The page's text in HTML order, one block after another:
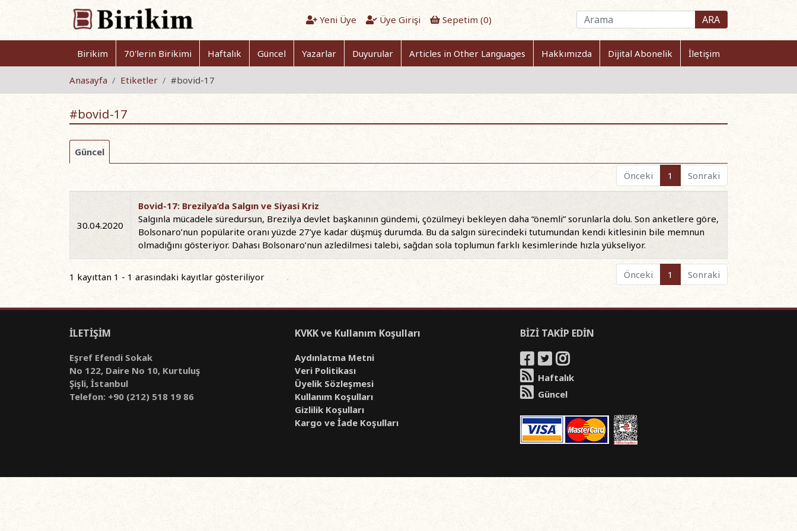
Yeni Üye Üye Girişi Sepetim (0) ARA
Birikim 70'lerin Birikimi Haftalık Güncel Yazarlar Duyurular Articles in Other Languages Hakkımızda Dijital Abonelik İletişim
Anasayfa Etiketler #bovid-17
#bovid-17
Güncel
Önceki
1 Sonraki
30.04.2020
Bovid-17: Brezilya’da Salgın ve Siyasi Kriz
Salgınla mücadele süredursun, Brezilya devlet başkanının gündemi, çözülmeyi bekleyen daha “önemli” sorunlarla dolu. Son anketlere göre,
Bolsonaro’nun popülarite oranı yüzde 27’ye kadar düşmüş durumda. Bu da salgın sürecindeki tutumundan kendi kitlesinin bile memnun
olmadığını gösteriyor. Dahası Bolsonaro’nun azledilmesi talebi, sağdan sola toplumun farklı kesimlerinde hızla yükseliyor.
1 kayıttan 1 - 1 arasındaki kayıtlar gösteriliyor Önceki 1 Sonraki
İLETİŞİM
Eşref Efendi Sokak
No 122, Daire No 10, Kurtuluş
Şişli, İstanbul
Telefon: +90 (212) 518 19 86
KVKK ve Kullanım Koşulları
Aydınlatma Metni
Veri Politikası
Üyelik Sözleşmesi
Kullanım Koşulları
Gizlilik Koşulları
Kargo ve İade Koşulları
BİZİ TAKİP EDİN
Haftalık
Güncel